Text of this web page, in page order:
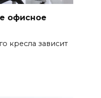
офисное
кресла зависит